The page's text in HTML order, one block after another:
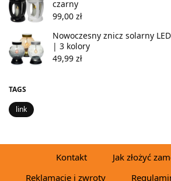
czarny
99,00 zł
Nowoczesny znicz solarny
| 3 kolory
49,99 zł
TAGS
link
Kontakt
Jak złożyć
Reklamacje i zwroty